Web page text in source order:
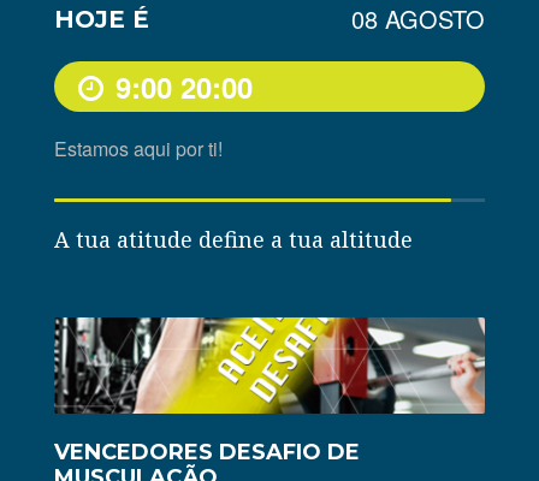
HOJE É 08 AGOSTO
9:00 20:00
Estamos aqui por ti!
A tua atitude define a tua altitude
VENCEDORES DESAFIO DE